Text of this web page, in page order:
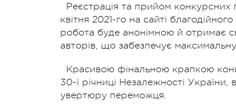
Реєстрація та прийом конкурсних
квітня 2021-го на сайті
робота буде анонімною й отримає
авторів, що забезпечує
Красивою фінальною крапкою
30-ї річниці Незалежності
увертюру переможця.